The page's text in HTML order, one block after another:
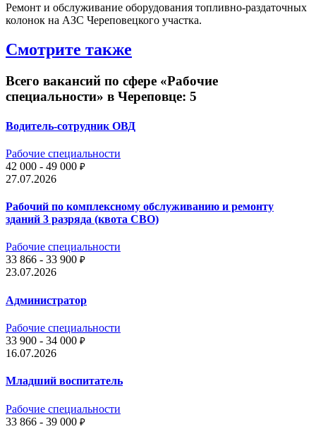
Ремонт и обслуживание оборудования топливно-раздаточных
колонок на АЗС Череповецкого участка.
Смотрите также
Всего вакансий по сфере «Рабочие
специальности» в Череповце: 5
Водитель-сотрудник ОВД
Рабочие специальности
42 000 - 49 000 ₽
27.07.2026
Рабочий по комплексному обслуживанию и ремонту
зданий 3 разряда (квота СВО)
Рабочие специальности
33 866 - 33 900 ₽
23.07.2026
Администратор
Рабочие специальности
33 900 - 34 000 ₽
16.07.2026
Младший воспитатель
Рабочие специальности
33 866 - 39 000 ₽